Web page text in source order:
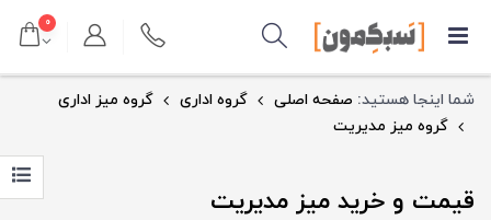
۰
شما اینجا هستید: صفحه اصلی گروه اداری
گروه میز اداری
گروه میز مدیریت
قیمت و خرید میز مدیریت